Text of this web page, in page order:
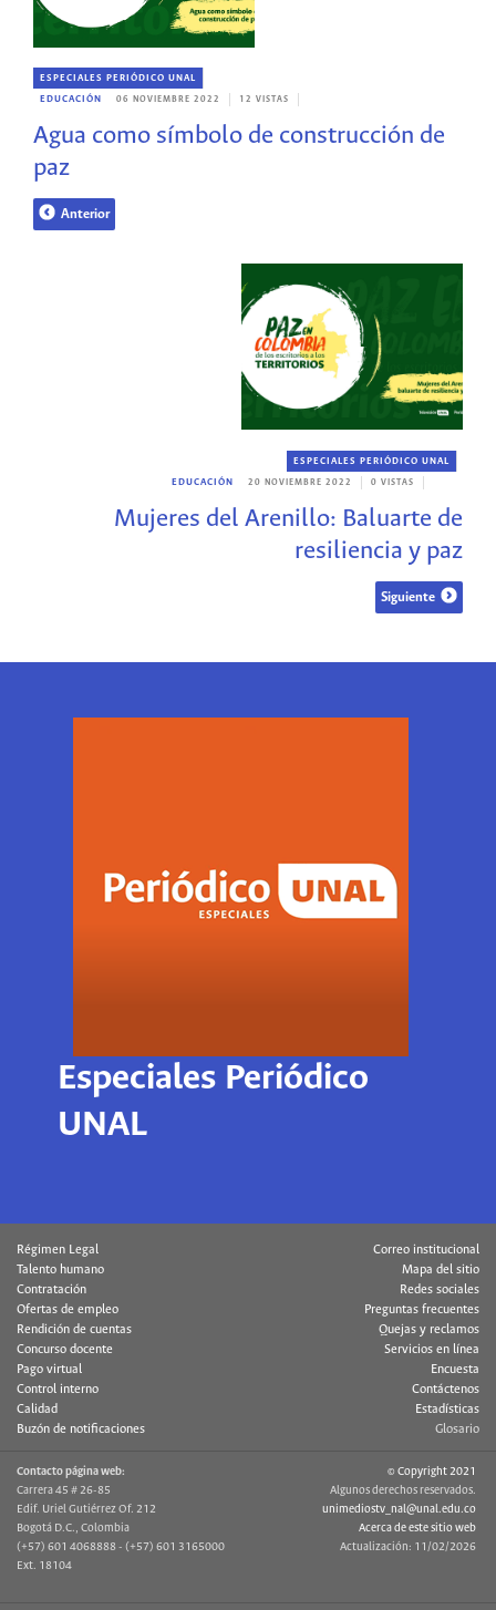
ESPECIALES PERIÓDICO UNAL
EDUCACIÓN 06 NOVIEMBRE 2022 12 VISTAS
Agua como símbolo de construcción de
paz
Anterior
ESPECIALES PERIÓDICO UNAL
EDUCACIÓN 20 NOVIEMBRE 2022 0 VISTAS
Mujeres del Arenillo: Baluarte de
resiliencia y paz
Siguiente
Especiales Periódico
UNAL
Régimen Legal
Talento humano
Contratación
Ofertas de empleo
Rendición de cuentas
Concurso docente
Pago virtual
Control interno
Calidad
Buzón de notificaciones
Correo institucional
Mapa del sitio
Redes sociales
Preguntas frecuentes
Quejas y reclamos
Servicios en línea
Encuesta
Contáctenos
Estadísticas
Glosario
Contacto página web:
Carrera 45 # 26-85
Edif. Uriel Gutiérrez Of. 212
Bogotá D.C., Colombia
(+57) 601 4068888 - (+57) 601 3165000
Ext. 18104
© Copyright 2021
Algunos derechos reservados.
unimediostv_nal@unal.edu.co
Acerca de este sitio web
Actualización: 11/02/2026